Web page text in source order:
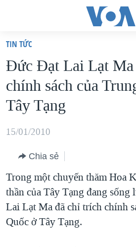
truy
cập
Tới
nội
chính
hướng
chính
Đi
tới
VIỆT NAM
HOA KỲ
BIỂN ĐÔNG
THẾ GIỚI
DIỄN ĐÀN
MỤC
TỰ DO BÁO CHÍ
VẠCH TRẦN TIN GIẢ
CHUYÊN ĐỀ
CHIẾN TRANH THƯƠNG MẠI CỦA
TẠI
HỌC TIẾNG ANH
TIN TỨC
Đức Đạt Lai Lạt
chính sách của
Tây Tạng
15/01/2010
Chia sẻ
Trong một chuyến thăm Hoa
thần của Tây Tạng đang
Lai Lạt Ma đã chỉ trích chính
Quốc ở Tây Tạng.